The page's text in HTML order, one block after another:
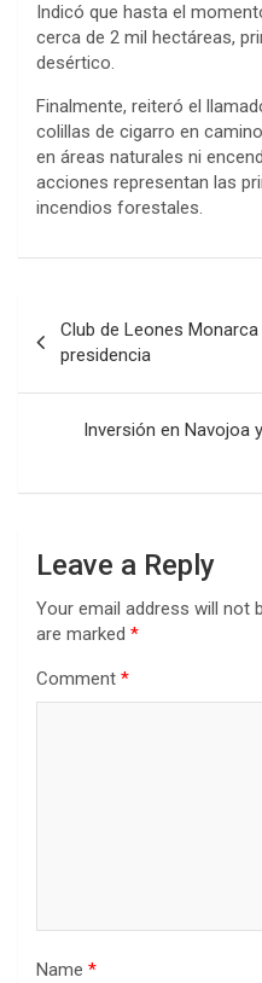
Indicó que hasta el
cerca de 2 mil hectáreas,
desértico.
Finalmente, reiteró el
colillas de cigarro en
en áreas naturales ni
acciones representan las
incendios forestales.
navigation
Club de Leones
presidencia
Inversión en Navojoa
Leave a Reply
Your email address will not
are marked *
Comment *
Name *